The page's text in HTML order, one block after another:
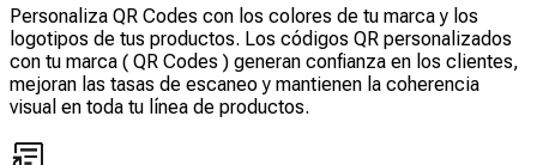
Personaliza QR Codes con los colores de tu marca y los
logotipos de tus productos. Los códigos QR personalizados
con tu marca ( QR Codes ) generan confianza en los clientes,
mejoran las tasas de escaneo y mantienen la coherencia
visual en toda tu línea de productos.